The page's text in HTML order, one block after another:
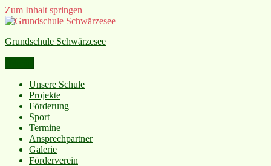
Zum Inhalt springen
Grundschule Schwärzesee
Unsere Schule
Projekte
Förderung
Sport
Termine
Ansprechpartner
Galerie
Förderverein